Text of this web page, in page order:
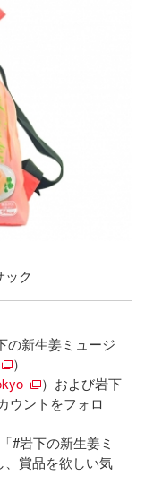
ク
の新生姜ミュージ
）
）および岩下
ウントをフォロ
#岩下の新生姜ミ
、賞品を欲しい気